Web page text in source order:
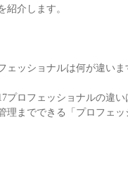
紹介します。
ェッショナルは何が違いま
プロフェッショナルの違
理までできる「プロフェ